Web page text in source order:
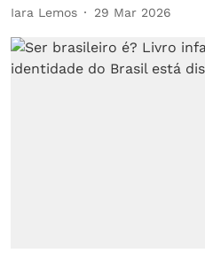
Iara Lemos 29 Mar 2026